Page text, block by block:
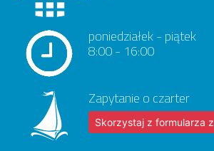
poniedziałek - piątek
8:00 - 16:00
Zapytanie o czarter
Skorzystaj z formularza